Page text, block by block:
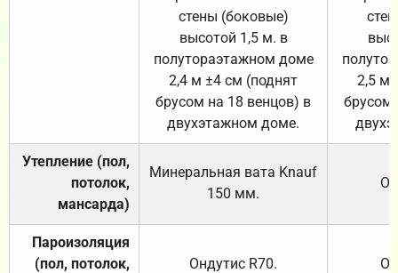
стены (боковые)
высотой 1,5 м. в
полутораэтажном доме
2,4 м ±4 см (поднят
брусом на 18 венцов) в
двухэтажном доме.
2,5 м
брусом
Утепление (пол,
потолок,
мансарда)
Минеральная вата Knauf
150 мм.
Пароизоляция
(пол, потолок,
Ондутис R70.